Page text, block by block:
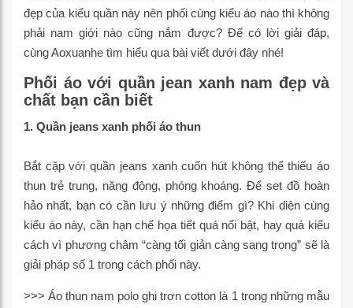
đẹp của kiểu quần này nên phối cùng kiểu áo nào thì không
phải nam giới nào cũng nắm được? Để có lời giải đáp,
cùng Aoxuanhe tìm hiểu qua bài viết dưới đây nhé!
Phối áo với quần jean xanh nam đẹp và
chất bạn cần biết
1. Quần jeans xanh phối áo thun
Bắt cặp với quần jeans xanh cuốn hút không thể thiếu áo
thun trẻ trung, năng động, phóng khoáng. Để set đồ hoàn
hảo nhất, bạn có cần lưu ý những điểm gì? Khi diện cùng
kiểu áo này, cần hạn chế họa tiết quá nổi bật, hay quá kiểu
cách vì phương châm “càng tối giản càng sang trọng” sẽ là
giải pháp số 1 trong cách phối này.
>>> Áo thun nam polo ghi trơn cotton là 1 trong những mẫu